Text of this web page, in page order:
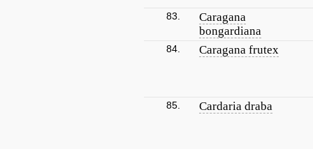
83.
Caragana
bongardiana
84. Caragana frutex
85. Cardaria draba